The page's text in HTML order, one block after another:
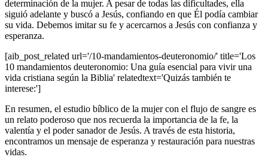
determinación de la mujer. A pesar de todas las dificultades, ella
siguió adelante y buscó a Jesús, confiando en que Él podía cambiar
su vida. Debemos imitar su fe y acercarnos a Jesús con confianza y
esperanza.
[aib_post_related url='/10-mandamientos-deuteronomio/' title='Los
10 mandamientos deuteronomio: Una guía esencial para vivir una
vida cristiana según la Biblia' relatedtext='Quizás también te
interese:']
En resumen, el estudio bíblico de la mujer con el flujo de sangre es
un relato poderoso que nos recuerda la importancia de la fe, la
valentía y el poder sanador de Jesús. A través de esta historia,
encontramos un mensaje de esperanza y restauración para nuestras
vidas.